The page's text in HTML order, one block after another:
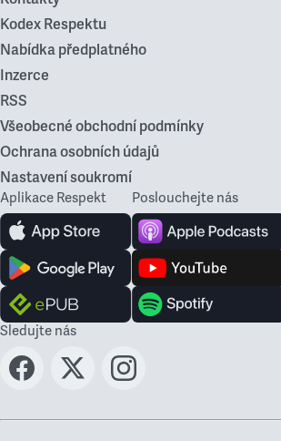
Kodex Respektu
Nabídka předplatného
Inzerce
RSS
Všeobecné obchodní podmínky
Ochrana osobních údajů
Nastavení soukromí
Aplikace Respekt Poslouchejte nás
Sledujte nás